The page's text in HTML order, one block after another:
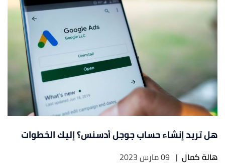
هل تريد إنشاء حساب جوجل أدسنس؟ إليك الخطوات
هالة كمال | 09 مارس 2023